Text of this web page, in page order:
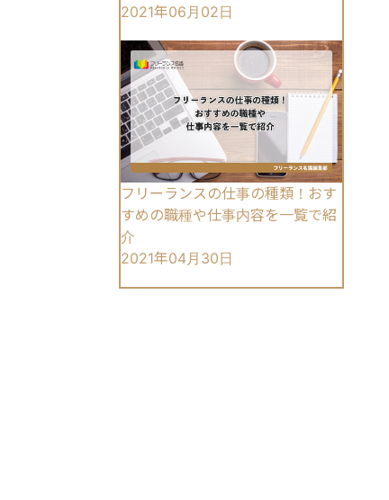
2021年06月02日
フリーランスの仕事の種類！おす
すめの職種や仕事内容を一覧で紹
介
2021年04月30日